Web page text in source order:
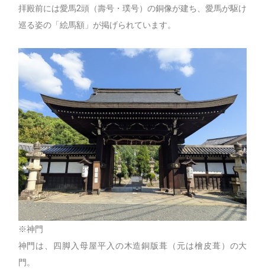
拝殿前には愛馬2頭（壽号・璞号）の銅像が建ち、愛馬が駆け
巡る姿の「絵馬額」が掲げられています。
※神門
神門は、四脚入母屋平入の木造銅版葺（元は檜皮葺）の大
門。